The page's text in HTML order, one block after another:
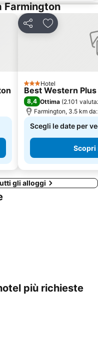
Farmington
CondividiAggiungi ai
3 StelleHotel
Best Western
8,4 Ottima (2.101
Farmington, 3.5 km
Scegli le date per
Scopri
gli alloggi
più richieste